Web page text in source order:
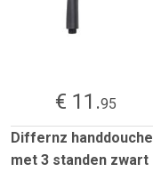
€ 11.95
Differnz handdouche
met 3 standen zwart